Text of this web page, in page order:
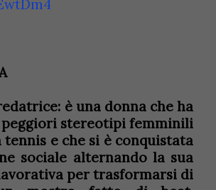
è una donna che ha
stereotipi femminili
tennis e che si è conquistata
sociale alternando la sua
per trasformarsi di